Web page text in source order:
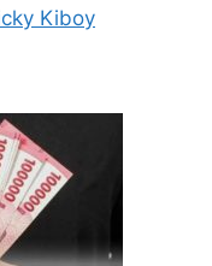
Kiboy